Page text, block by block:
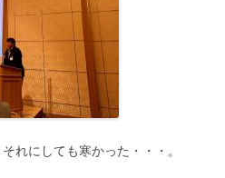
れにしても寒かった・・・。